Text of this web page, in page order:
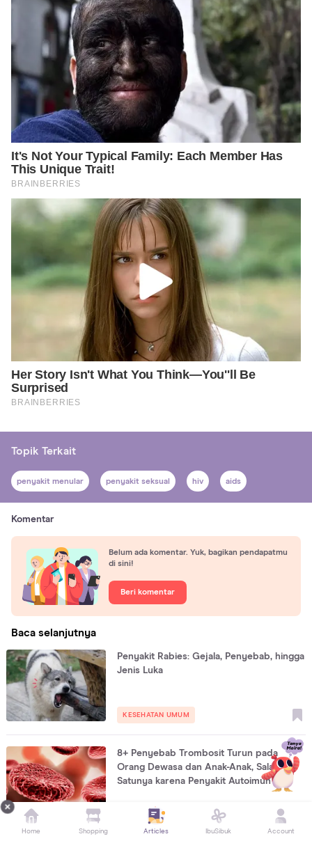
Topik Terkait
penyakit menular penyakit seksual hiv aids
Komentar
Belum ada komentar. Yuk, bagikan pendapatmu
di sini!
Beri komentar
Baca selanjutnya
Penyakit Rabies: Gejala, Penyebab, hingga
Jenis Luka
KESEHATAN UMUM
8+ Penyebab Trombosit Turun pada
Orang Dewasa dan Anak-Anak, Salah
Satunya karena Penyakit Autoimun
KESEHATAN UMUM
Home Shopping Articles IbuSibuk Account